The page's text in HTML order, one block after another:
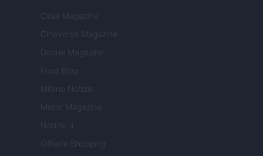
Casa Magazine
Cineverse Magazine
Donne Magazine
Food Blog
Milano Notizie
Motor Magazine
Notizie.it
Offerte Shopping